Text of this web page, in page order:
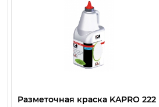
Разметочная краска KAPRO 222